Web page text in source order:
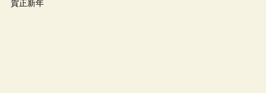
賀正新年